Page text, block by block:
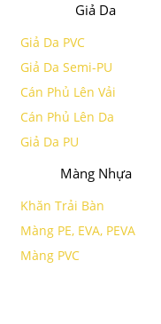
Giả Da
Giả Da PVC
Giả Da Semi-PU
Cán Phủ Lên Vải
Cán Phủ Lên Da
Giả Da PU
Màng Nhựa
Khăn Trải Bàn
Màng PE, EVA, PEVA
Màng PVC